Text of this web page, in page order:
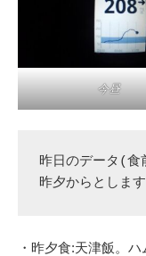
今昼
昨日のデータ(食
昨夕からとしま
・昨夕食:天津飯。ハ